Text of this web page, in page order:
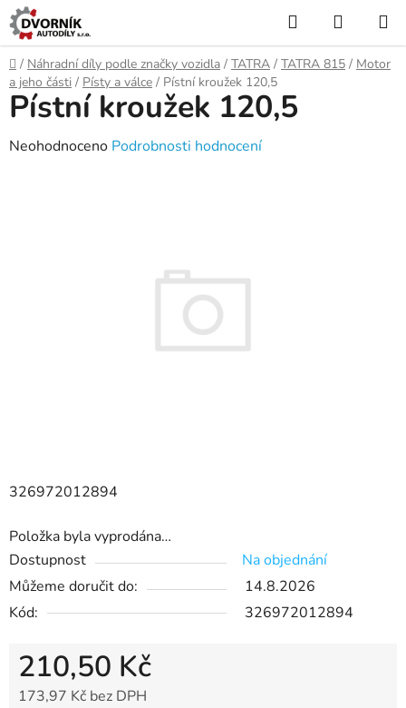
Přejít
na
obsah
Hledat
KOŠÍK
Domů
/ Náhradní díly podle značky vozidla / TATRA / TATRA 815 / Motor
a jeho části / Písty a válce / Pístní kroužek 120,5
326972012894
Položka byla vyprodána…
Dostupnost
Na objednání
Můžeme doručit do:
14.8.2026
Kód:
326972012894
210,50 Kč
173,97 Kč bez DPH
Pístní kroužek 120,5
Průměrné
Neohodnoceno Podrobnosti hodnocení